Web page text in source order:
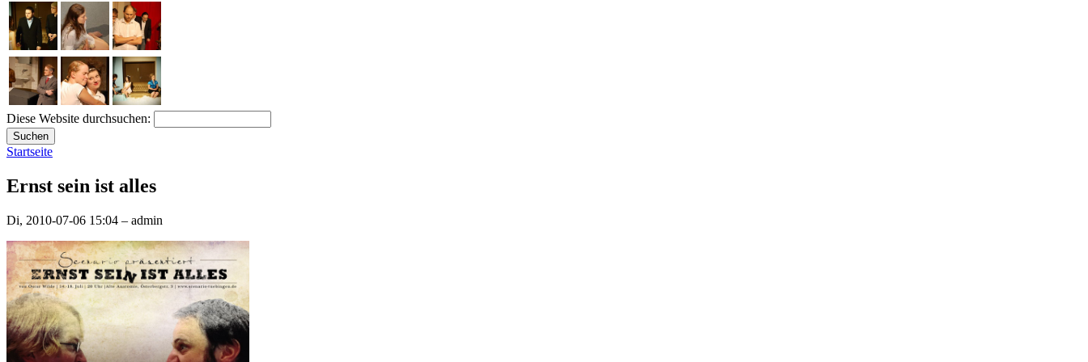
Diese Website durchsuchen:
Startseite
Ernst sein ist alles
Di, 2010-07-06 15:04 – admin